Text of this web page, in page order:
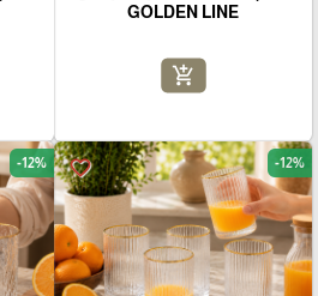
GOLDEN LINE
add_shopping_cart
favorite_border -12%
-12%